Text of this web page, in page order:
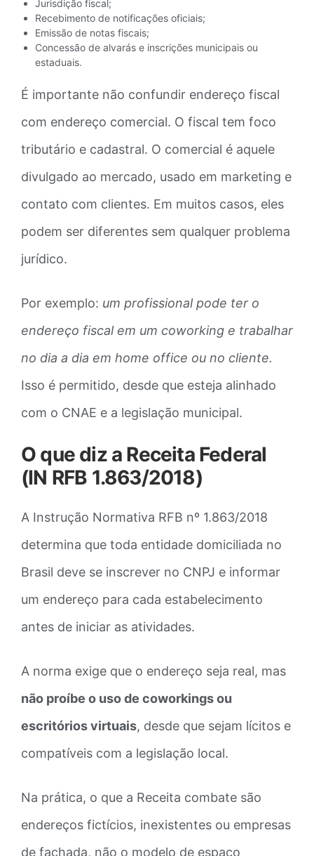
Jurisdição fiscal;
Recebimento de notificações oficiais;
Emissão de notas fiscais;
Concessão de alvarás e inscrições municipais ou
estaduais.
É importante não confundir endereço fiscal
com endereço comercial. O fiscal tem foco
tributário e cadastral. O comercial é aquele
divulgado ao mercado, usado em marketing e
contato com clientes. Em muitos casos, eles
podem ser diferentes sem qualquer problema
jurídico.
Por exemplo: um profissional pode ter o
endereço fiscal em um coworking e trabalhar
no dia a dia em home office ou no cliente.
Isso é permitido, desde que esteja alinhado
com o CNAE e a legislação municipal.
O que diz a Receita Federal
(IN RFB 1.863/2018)
A Instrução Normativa RFB nº 1.863/2018
determina que toda entidade domiciliada no
Brasil deve se inscrever no CNPJ e informar
um endereço para cada estabelecimento
antes de iniciar as atividades.
A norma exige que o endereço seja real, mas
não proíbe o uso de coworkings ou
escritórios virtuais, desde que sejam lícitos e
compatíveis com a legislação local.
Na prática, o que a Receita combate são
endereços fictícios, inexistentes ou empresas
de fachada, não o modelo de espaço